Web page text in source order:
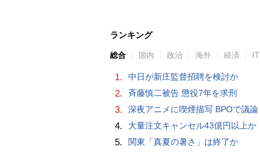
ランキング
総合 国内 政治 海外 経済 IT
1. 中日が新庄監督招聘を検討か
2. 斉藤慎二被告 懲役7年を求刑
3. 深夜アニメに喫煙描写 BPOで議論
4. 大量注文キャンセル43億円以上か
5. 関東「真夏の暑さ」は終了か